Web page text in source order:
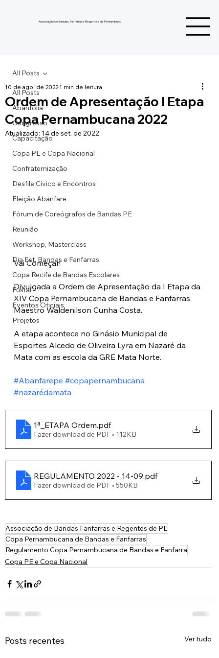
Associação de Bandas, Fanfarras e Regentes de Pernambuco
All Posts
Abanfolia
Congresso
Capacitação
Copa PE e Copa Nacional
Confraternização
Desfile Cívico e Encontros
Eleição Abanfare
Fórum de Coreógrafos de Bandas PE
Reunião
Workshop, Masterclass
Dia Est. Bandas e Fanfarras
Copa Recife de Bandas Escolares
Fustal
Eventos Oficiais
Projetos
All Posts
Ordem de Apresentação I Etapa
Copa Pernambucana 2022
10 de ago. de 20221 min de leitura
Atualizado: 14 de set. de 2022
Vai Começar!
Divulgada a Ordem de Apresentação da I Etapa da
XIV Copa Pernambucana de Bandas e Fanfarras
Maestro Waldenilson Cunha Costa.
A etapa acontece no Ginásio Municipal de
Esportes Alcedo de Oliveira Lyra em Nazaré da
Mata com as escola da GRE Mata Norte.
#Abanfarepe #copapernambucana
#nazarédamata
1ª_ETAPA Ordem.pdf
Fazer download de PDF • 112KB
REGULAMENTO 2022 - 14-09.pdf
Fazer download de PDF • 550KB
Associação de Bandas Fanfarras e Regentes de PE
Copa Pernambucana de Bandas e Fanfarras
Regulamento Copa Pernambucana de Bandas e Fanfarra
Copa PE e Copa Nacional
Posts recentes Ver tudo